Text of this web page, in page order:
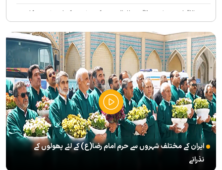
بین الاقوامی سطح پر ’’قومو للہ‘‘ نعرے کی تشریح کے لئے نشست کا
انعقاد
’’قائد الامۃ‘‘ کے عنوان سے لائیو ٹی وی پروگرام
رہبرشہید کے سوگواروں کے لئے کرامت رضوی فاؤنڈیشن کی جانب سے
پذیرائي کا وسیع انتظام
(( آقای شہید ایران )) نامی چار جلدوں پر مشتمل کتاب منظرعام پر
آگئی
شہید رہبر(رح) ایک قرآنی نابغہ اور قرآنی احکامات پرعمل کرنے والی
شخصیت تھے؛ استاد پناہی
رہبرشہید کے وداع کے ا یام میں حرم مطہر رضوی بند نہيں ہوگا
رہبرشہید ( رحمت اللہ علیہ ) کی یاد میں رضوی کتابخانہ اور میوزیمز
ایران کے مختلف شہروں سے حرم امام رضا(ع) کے لئے پھولوں کے
نذرانے